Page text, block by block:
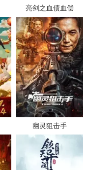
亮剑之血债血偿
幽灵狙击手